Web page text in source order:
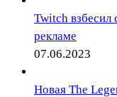
Twitch взбесил
рекламе
07.06.2023
Новая The